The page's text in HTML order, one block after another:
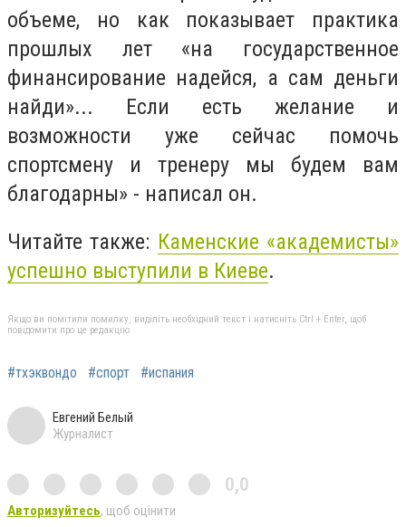
объеме, но как показывает практика
прошлых лет «на государственное
финансирование надейся, а сам деньги
найди»... Если есть желание и
возможности уже сейчас помочь
спортсмену и тренеру мы будем вам
благодарны» - написал он.
Читайте также: Каменские «академисты»
успешно выступили в Киеве.
Якщо ви помітили помилку, виділіть необхідний текст і натисніть Ctrl + Enter, щоб
повідомити про це редакцію
#тхэквондо #спорт #испания
Евгений Белый
Журналист
0,0
Авторизуйтесь, щоб оцінити